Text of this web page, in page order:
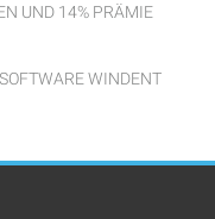
UND 14% PRÄMIE
WINDENT